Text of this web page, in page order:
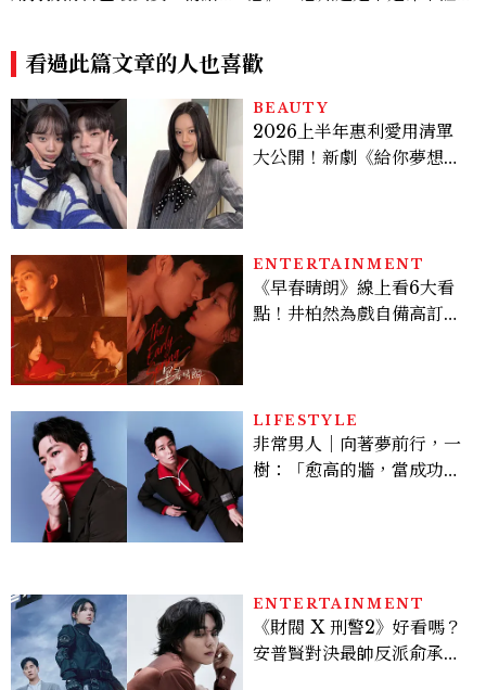
值自己決定！」
看過此篇文章的人也喜歡
BEAUTY
2026上半年惠利愛用清單
大公開！新劇《給你夢想》
ENTERTAINMENT
《早春晴朗》線上看6大看
點！井柏然為戲自備高訂，
LIFESTYLE
非常男人｜向著夢前行，一
樹：「愈高的牆，當成功爬
ENTERTAINMENT
《財閥 X 刑警2》好看嗎？
安普賢對決最帥反派俞承